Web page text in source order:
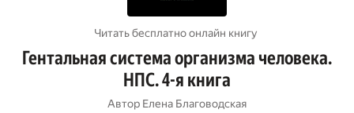
Читать бесплатно онлайн книгу
Гентальная система организма человека.
НПС. 4-я книга
Автор Елена Благоводская